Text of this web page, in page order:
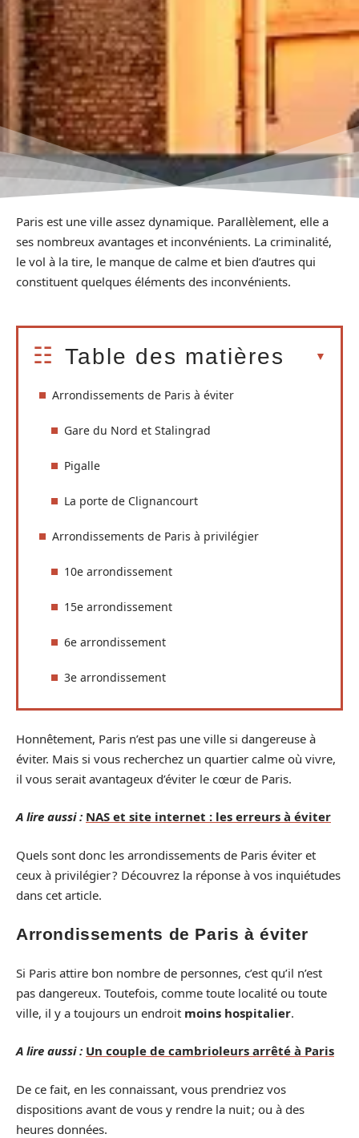
Paris est une ville assez dynamique. Parallèlement, elle a
ses nombreux avantages et inconvénients. La criminalité,
le vol à la tire, le manque de calme et bien d’autres qui
constituent quelques éléments des inconvénients.
Table des matières
Arrondissements de Paris à éviter
Gare du Nord et Stalingrad
Pigalle
La porte de Clignancourt
Arrondissements de Paris à privilégier
10e arrondissement
15e arrondissement
6e arrondissement
3e arrondissement
Honnêtement, Paris n’est pas une ville si dangereuse à
éviter. Mais si vous recherchez un quartier calme où vivre,
il vous serait avantageux d’éviter le cœur de Paris.
A lire aussi : NAS et site internet : les erreurs à éviter
Quels sont donc les arrondissements de Paris éviter et
ceux à privilégier ? Découvrez la réponse à vos inquiétudes
dans cet article.
Arrondissements de Paris à éviter
Si Paris attire bon nombre de personnes, c’est qu’il n’est
pas dangereux. Toutefois, comme toute localité ou toute
ville, il y a toujours un endroit moins hospitalier.
A lire aussi : Un couple de cambrioleurs arrêté à Paris
De ce fait, en les connaissant, vous prendriez vos
dispositions avant de vous y rendre la nuit ; ou à des
heures données.